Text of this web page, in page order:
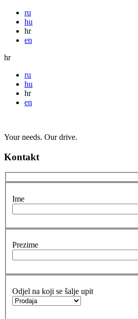
ru
hu
hr
en
hr
ru
hu
hr
en
Your needs. Our drive.
Kontakt
Ime
Prezime
Odjel na koji se šalje upit